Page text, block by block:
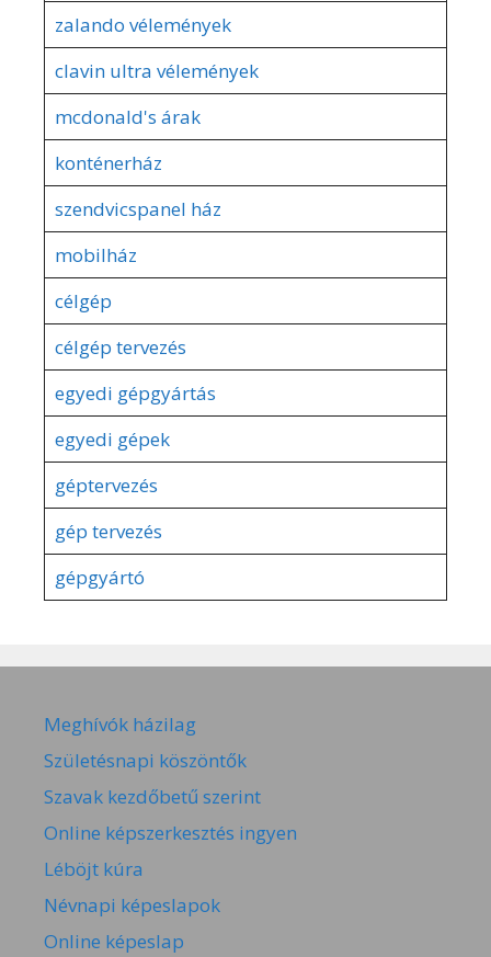
zalando vélemények
clavin ultra vélemények
mcdonald's árak
konténerház
szendvicspanel ház
mobilház
célgép
célgép tervezés
egyedi gépgyártás
egyedi gépek
géptervezés
gép tervezés
gépgyártó
Meghívók házilag
Születésnapi köszöntők
Szavak kezdőbetű szerint
Online képszerkesztés ingyen
Léböjt kúra
Névnapi képeslapok
Online képeslap